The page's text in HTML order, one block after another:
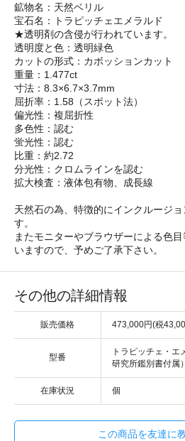
鉱物名：天然ベリル
宝石名：トラピッチェエメラルド
★透明剤の含侵が行われています。
透明度と色：透明緑色
カットの形式：カボッションカット
重量：1.477ct
寸法：8.3×6.7×3.7mm
屈折率：1.58（スポット法）
偏光性：複屈折性
多色性：認む
蛍光性：認む
比重：約2.72
分光性：クロムラインを認む
拡大検査：液体包有物、成長線
天然石の為、特徴的にインクルージ
す。
またモニターやブラウザーによる色
いますので、予めご了承下さい。
その他の詳細情報
販売価格 473,000円(税
型番
トラピッチェ・エ
研究所鑑別書付属）
在庫状況 個
この商品を友達に